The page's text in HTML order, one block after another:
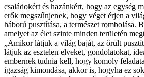
családokért és hazánkért, hogy az egység
erők megszűnjenek, hogy véget érjen a
háború pusztítása, a természet rombolása.
amelyet az élet szinte minden területén
„Amikor látjuk a világ baját, az őrült
látjuk az esztelen elveket, gondolatokat,
embernek tudnia kell, hogy komoly
igazság kimondása, akkor is, hogyha ez